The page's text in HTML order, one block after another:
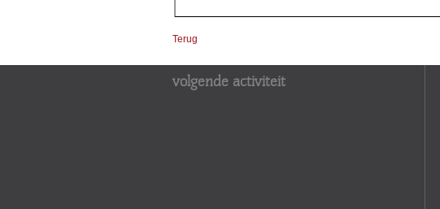
Terug
volgende activiteit